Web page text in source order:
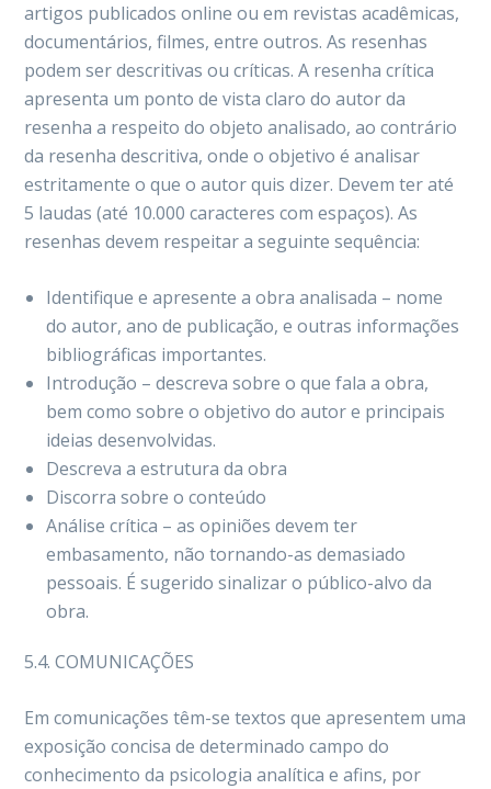
artigos publicados online ou em revistas acadêmicas,
documentários, filmes, entre outros. As resenhas
podem ser descritivas ou críticas. A resenha crítica
apresenta um ponto de vista claro do autor da
resenha a respeito do objeto analisado, ao contrário
da resenha descritiva, onde o objetivo é analisar
estritamente o que o autor quis dizer. Devem ter até
5 laudas (até 10.000 caracteres com espaços). As
resenhas devem respeitar a seguinte sequência:
Identifique e apresente a obra analisada – nome
do autor, ano de publicação, e outras informações
bibliográficas importantes.
Introdução – descreva sobre o que fala a obra,
bem como sobre o objetivo do autor e principais
ideias desenvolvidas.
Descreva a estrutura da obra
Discorra sobre o conteúdo
Análise crítica – as opiniões devem ter
embasamento, não tornando-as demasiado
pessoais. É sugerido sinalizar o público-alvo da
obra.
5.4. COMUNICAÇÕES
Em comunicações têm-se textos que apresentem uma
exposição concisa de determinado campo do
conhecimento da psicologia analítica e afins, por